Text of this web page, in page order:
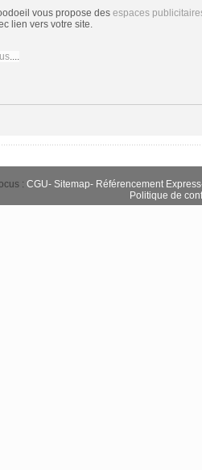
vous propose des espaces
lien vers votre site.
....
: CGU- Sitemap- Référencement Express
Politique de